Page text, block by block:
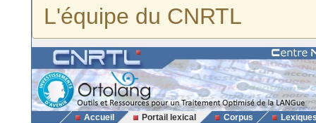
L'équipe du CNRTL
Accueil Portail lexical Corpus